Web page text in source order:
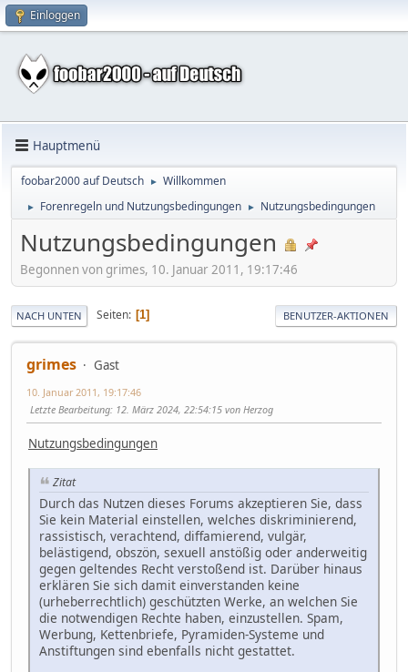
Einloggen
Hauptmenü
foobar2000 auf Deutsch ► Willkommen
► Forenregeln und Nutzungsbedingungen ► Nutzungsbedingungen
Nutzungsbedingungen
Begonnen von grimes, 10. Januar 2011, 19:17:46
NACH UNTEN Seiten 1 BENUTZER-AKTIONEN
grimes Gast
10. Januar 2011, 19:17:46
Letzte Bearbeitung: 12. März 2024, 22:54:15 von Herzog
Nutzungsbedingungen
Zitat
Durch das Nutzen dieses Forums akzeptieren Sie, dass
Sie kein Material einstellen, welches diskriminierend,
rassistisch, verachtend, diffamierend, vulgär,
belästigend, obszön, sexuell anstößig oder anderweitig
gegen geltendes Recht verstoßend ist. Darüber hinaus
erklären Sie sich damit einverstanden keine
(urheberrechtlich) geschützten Werke, an welchen Sie
die notwendigen Rechte haben, einzustellen. Spam,
Werbung, Kettenbriefe, Pyramiden-Systeme und
Anstiftungen sind ebenfalls nicht gestattet.